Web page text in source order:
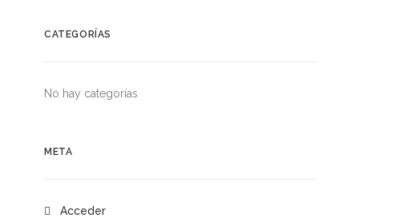
CATEGORÍAS
No hay categorías
META
Acceder